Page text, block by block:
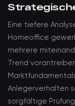
Eine tiefere
Homeoffice
mehrere
Trend
Anlegerverhalten
sorgfältige